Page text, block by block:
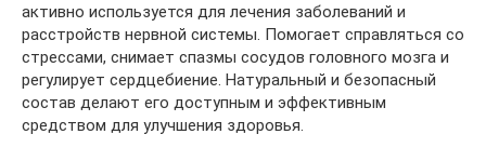
активно используется для лечения заболеваний и
расстройств нервной системы. Помогает справляться со
стрессами, снимает спазмы сосудов головного мозга и
регулирует сердцебиение. Натуральный и безопасный
состав делают его доступным и эффективным
средством для улучшения здоровья.